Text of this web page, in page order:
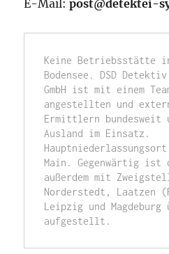
E-Mail:post@detektei-
Keine Betriebsstätte
Bodensee. DSD
GmbH ist mit einem
angestellten und
Ermittlern bundesweit
Ausland im Einsatz.
Main. Gegenwärtig ist
außerdem mit
Norderstedt, Laatzen
Leipzig und Magdeburg
aufgestellt.